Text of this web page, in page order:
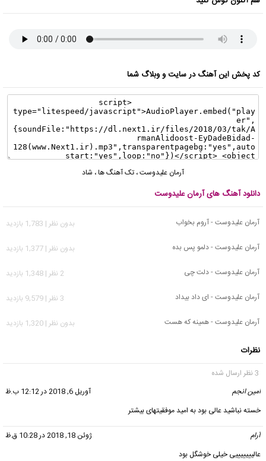
کد پخش این آهنگ در سایت و وبلاگ شما
آرمان علیدوست، تک آهنگ ها، شاد
دانلود آهنگ های آرمان علیدوست
آرمان علیدوست - آروم بخواب
بدون نظر | 1,783 بازدید
آرمان علیدوست - دلمو پس بده
بدون نظر | 1,377 بازدید
آرمان علیدوست - دلت چی
2 نظر | 1,348 بازدید
آرمان علیدوست - ای داد بیداد
3 نظر | 9,579 بازدید
آرمان علیدوست - همینه که هست
بدون نظر | 1,320 بازدید
نظرات
3 نظر ارسال شده
امین انجم
آوریل 6, 2018 در 12:12 ب.ظ
خسته نباشید عالی بود به امید موفقیتهای بیشتر
آرام
ژوئن 18, 2018 در 10:28 ق.ظ
عالیییییییی خیلی خوشگل بود